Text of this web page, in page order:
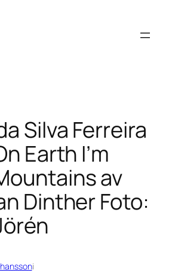
Silva Ferreira
Earth I’m
av
Dinther Foto:
i